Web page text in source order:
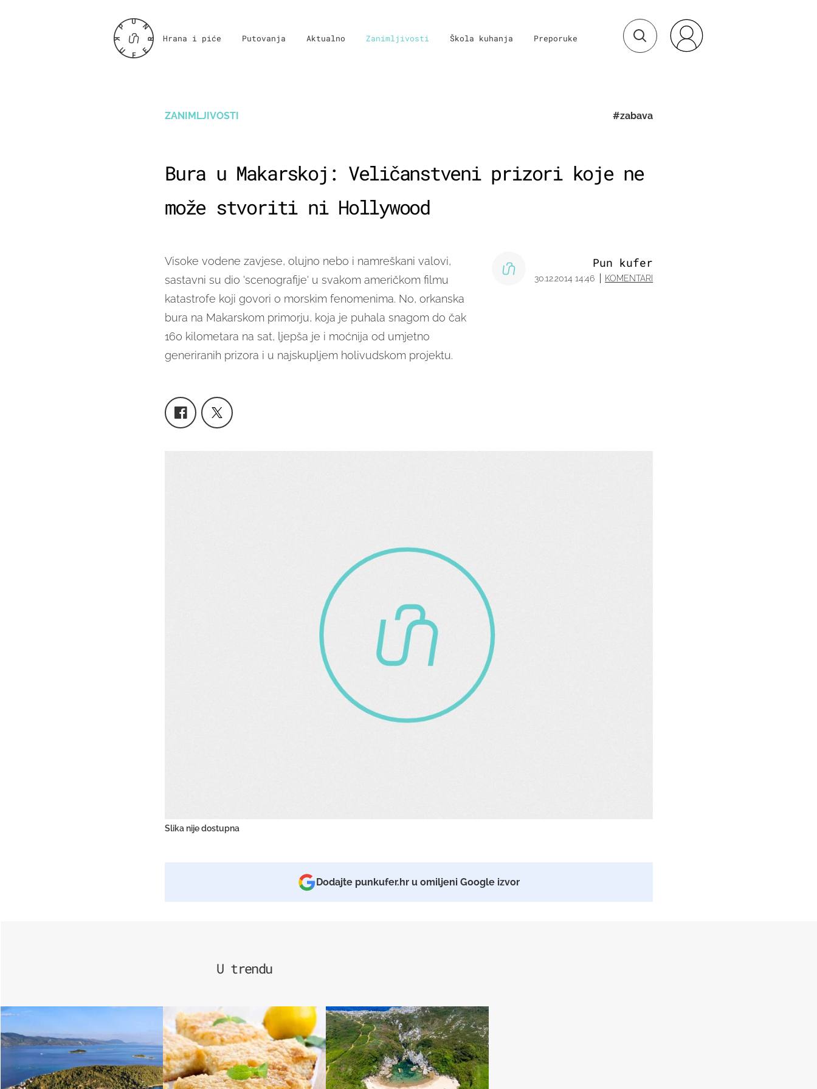
Hrana i piće Putovanja Aktualno Zanimljivosti Škola kuhanja Preporuke
ZANIMLJIVOSTI #zabava
Bura u Makarskoj: Veličanstveni prizori koje ne
može stvoriti ni Hollywood
Visoke vodene zavjese, olujno nebo i namreškani valovi,
sastavni su dio 'scenografije' u svakom američkom filmu
katastrofe koji govori o morskim fenomenima. No, orkanska
bura na Makarskom primorju, koja je puhala snagom do čak
160 kilometara na sat, ljepša je i moćnija od umjetno
generiranih prizora i u najskupljem holivudskom projektu.
Pun kufer
30.12.2014 14:46 KOMENTARI
Slika nije dostupna
Dodajte punkufer.hr u omiljeni Google izvor
U trendu